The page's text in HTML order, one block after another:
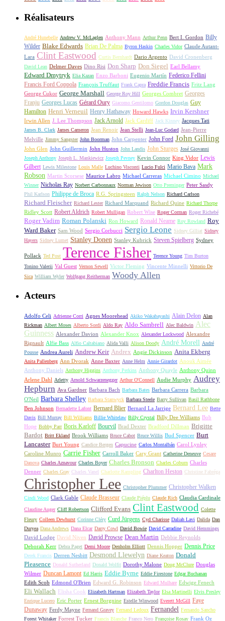
Réalisateurs
André Hunebelle Andrew V. McLaglen Anthony Mann Arthur Penn Bert I. Gordon Billy
Wilder Blake Edwards Brian De Palma Byron Haskin Charles Vidor Claude Autant-
Lara Clint Eastwood Curtis Bernhardt Dario Argento David Cronenberg
David Lean Delmer Daves Dino Risi Don Sharp Don Siegel Earl Bellamy
Edward Dmytryk Elia Kazan Enzo Barboni Eugenio Martín Federico Fellini
Francis Ford Coppola François Truffaut Frank Capra Freddie Francis Fritz Lang
George Cukor George Marshall George Roy Hill Georges Combret Georges
Franju Georges Lucas Gérard Oury Giacomo Gentilomo Gordon Douglas Guy
Hamilton Henri Verneuil Henry Hathaway Howard Hawks Irvin Kershner
Irwin Allen J. Lee Thompson Jack Arnold Jack Cardiff Jack Kinney Jacques Tati
James B. Clark James Cameron Jean Renoir Jean Stelli Jean-Luc Godard Jean-Pierre
Melville Jimmy Sangster John Boorman John Carpenter John Ford John Gilling
John Glen John Guillermin John Huston John Landis John Sturges José Giovanni
Joseph Anthony Joseph L. Mankiewicz Joseph Pevney Kevin Connor King Vidor Lewis
Gilbert Lewis Milestone Louis Malle Luchino Visconti Lucio Fulci Mario Bava Mark
Robson Martin Scorsese Maurice Labro Michael Carreras Michael Cimino Michael
Winner Nicholas Ray Norbert Carbonnaux Norman Jewison Otto Preminger Peter Sasdy
Phil Karlson Philippe de Broca R.G. Springsteen Ralph Nelson Richard Carlson
Richard Fleischer Richard Lester Richard Marquand Richard Quine Richard Thorpe
Ridley Scott Robert Aldrich Robert Mulligan Robert Wise Roger Corman Roger Richebé
Roger Vadim Roman Polanski Ron Howard Ronald Neame Roy Rowland Roy
Ward Baker Sam Wood Sergio Corbucci Sergio Leone Sidney Gilliat Sidney
Hayers Sidney Lumet Stanley Donen Stanley Kubrick Steven Spielberg Sydney
Pollack Ted Post Terence Fisher Terence Young Tim Burton
Tonino Valerii Val Guest Vernon Sewell Victor Fleming Vincente Minnelli Vittorio De
Sica William Wyler Wolfgang Reitherman Woody Allen
Acteurs
Adolfo Celi Adrienne Corri Agnes Moorehead Akiko Wakabayashi Alain Delon Alan
Rickman Albert Moses Alberto Sordi Aldo Ray Aldo Sambrell Alec Baldwin Alec
Guinness Alexander Davion Alexander Knox Alexander Lockwood Alexandre
Rignault Alfie Bass Alfio Caltabiano Alida Valli Alison Doody André Morell
André
Pousse Andrea Aureli Andrew Keir Andrex Angie Dickinson Anita Ekberg
Anita Pallenberg Ann Dvorak Anne Baxter Anne Helm Annie Girardot Anouk Aimée
Anthony Daniels Anthony Higgins Anthony Perkins Anthony Quayle Anthony Quinn
Arlene Dahl Arletty Arnold Schwarzenegger Arthur O'Connell Audie Murphy Audrey
Hepburn Ava Gardner Barbara Bach Barbara Bates Barbara Carrera Barbara
O'Neil Barbara Shelley Barbara Stanwyck Barbara Steele Barry Sullivan Basil Rathbone
Ben Johnson Bernadette Lafont Bernard Blier Bernard La Jarrige Bernard Lee Bette
Davis Bill Murray Bill Williams Billie Whitelaw Billy Crystal Billy Dee Williams Bob
Hope Bobby Parr Boris Karloff Bourvil Brad Dexter Bradford Dillman Brigitte
Bardot Britt Ekland Brook Williams Bruce Cabot Bruce Willis Bud Spencer Burt
Lancaster Burt Young Candice Bergen Capucine Carlos Montalbán Carol Lynley
Caroline Munro Carrie Fisher Carroll Baker Cary Grant Catherine Deneuve Cesare
Danova Charles Aznavour Charles Boyer Charles Bronson Charles Coburn Charles
Denner Charles Gray Charles Vanel Charlotte Rampling Charlton Heston Christine Fabréga
Christopher Lee Christopher Plummer Christopher Walken
Cindi Wood Clark Gable Claude Brasseur Claude Piéplu Claude Rich Claudia Cardinale
Claudine Auger Cliff Robertson Clifford Evans Clint Eastwood Colette
Fleury Colleen Dewhurst Corinne Cléry Curd Jürgens Cyd Charisse Daliah Lavi Dalida Dan
Duryea Dana Andrews Dana Elcar Darry Cowl David Bowie David Carradine David Hemmings
David Lodge David Niven David Prowse Dean Martin Debbie Reynolds
Deborah Kerr Debra Paget Demi Moore Denholm Elliott Dennis Hopper Dennis Price
Derek Francis Derren Nesbitt Desmond Llewelyn Diane Keaton Donald
Pleasence Donald Sutherland Donald Wolfit Dorothy Malone Doug McClure Douglas
Wilmer Duncan Lamont Ed Harris Eddie Byrne Eddie Firestone Edgar Buchanan
Edith Scob Edmond O'Brien Edward G. Robinson Edward Mulhare Edwige Fenech
Eli Wallach Elisha Cook Elizabeth Hartman Elizabeth Taylor Elsa Martinelli Elvis Presley
Enrique Lucero Eric Porter Ernest Borgnine Estelle Winwood Everett McGill Faye
Dunaway Ferdy Mayne Fernand Gravey Fernand Ledoux Fernandel Fernando Sancho
Forest Whitaker Forrest Tucker Francis Blanche Franco Nero Françoise Rosay Frank Oz